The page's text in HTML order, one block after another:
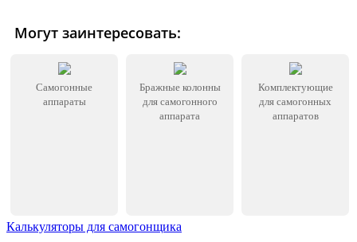
Могут заинтересовать:
Самогонные
аппараты
Бражные колонны
для самогонного
аппарата
Комплектующие
для самогонных
аппаратов
Калькуляторы для самогонщика